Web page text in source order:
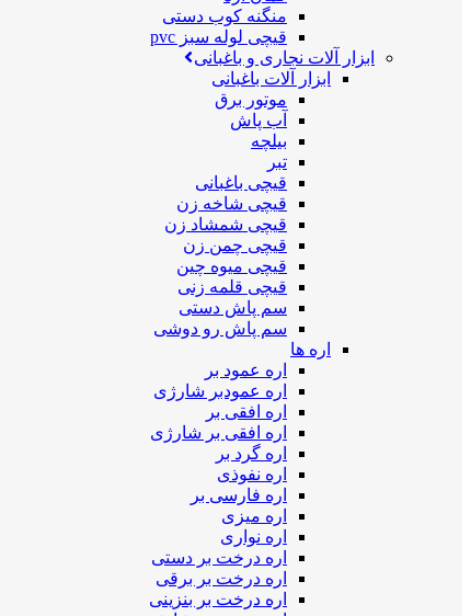
منگنه کوب دستی
قیچی لوله سبز pvc
ابزار آلات نجاری و باغبانی
ابزار آلات باغبانی
موتور برق
آب پاش
بیلچه
تبر
قیچی باغبانی
قیچی شاخه زن
قیچی شمشاد زن
قیچی چمن زن
قیچی میوه چین
قیچی قلمه زنی
سم پاش دستی
سم پاش رو دوشی
اره ها
اره عمود بر
اره عمودبر شارژی
اره افقی بر
اره افقی بر شارژی
اره گرد بر
اره نفوذی
اره فارسی بر
اره میزی
اره نواری
اره درخت بر دستی
اره درخت بر برقی
اره درخت بر بنزینی